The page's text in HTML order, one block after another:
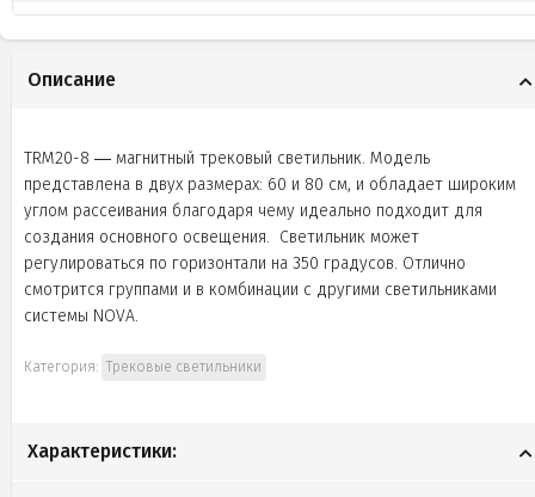
Описание
TRM20-8 ― магнитный трековый светильник. Модель
представлена в двух размерах: 60 и 80 см, и обладает широким
углом рассеивания благодаря чему идеально подходит для
создания основного освещения. Светильник может
регулироваться по горизонтали на 350 градусов. Отлично
смотрится группами и в комбинации с другими светильниками
системы NOVA.
Категория: Трековые светильники
Характеристики: